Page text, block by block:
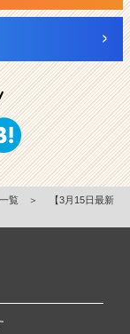
覧 ＞
【3月15日最新